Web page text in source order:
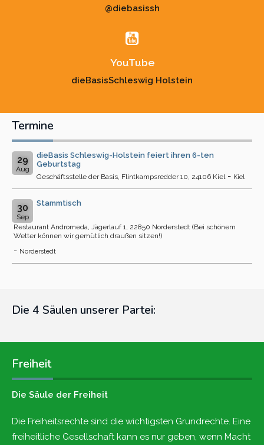
@diebasissh
YouTube
dieBasisSchleswig Holstein
Termine
29
Aug
dieBasis Schleswig-Holstein feiert ihren 6-ten
Geburtstag
Geschäftsstelle der Basis, Flintkampsredder 10, 24106 Kiel- Kiel
30
Sep
Stammtisch
Restaurant Andromeda, Jägerlauf 1, 22850 Norderstedt (Bei schönem
Wetter können wir gemütlich draußen sitzen!)
- Norderstedt
Die 4 Säulen unserer Partei:
Freiheit
Die Säule der Freiheit
Die Freiheitsrechte sind die wichtigsten Grundrechte. Eine
freiheitliche Gesellschaft kann es nur geben, wenn Macht